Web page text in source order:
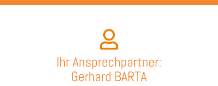
Ihr Ansprechpartner:
Gerhard BARTA